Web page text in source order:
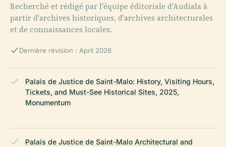
Recherché et rédigé par l'équipe éditoriale d'Audiala à
partir d'archives historiques, d'archives architecturales
et de connaissances locales.
Dernière révision : April 2026
Palais de Justice de Saint-Malo: History, Visiting Hours,
Tickets, and Must-See Historical Sites, 2025,
Monumentum
Palais de Justice de Saint-Malo Architectural and